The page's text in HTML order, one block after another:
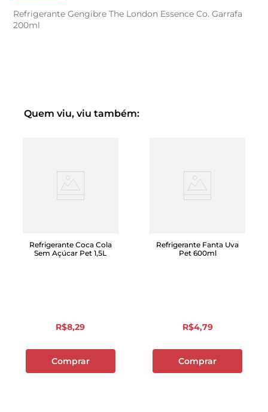
Refrigerante Gengibre The London Essence Co. Garrafa
200ml
Quem viu, viu também:
Refrigerante Coca Cola
Sem Açúcar Pet 1,5L
R$8,29
Comprar
Refrigerante Fanta Uva
Pet 600ml
R$4,79
Comprar